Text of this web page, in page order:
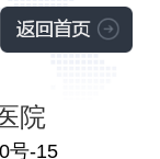
院
号-15